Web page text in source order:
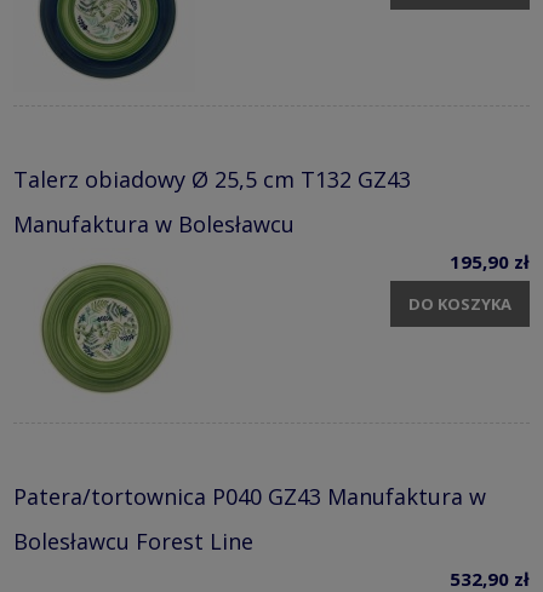
Talerz obiadowy Ø 25,5 cm T132 GZ43
Manufaktura w Bolesławcu
195,90 zł
DO KOSZYKA
Patera/tortownica P040 GZ43 Manufaktura w
Bolesławcu Forest Line
532,90 zł